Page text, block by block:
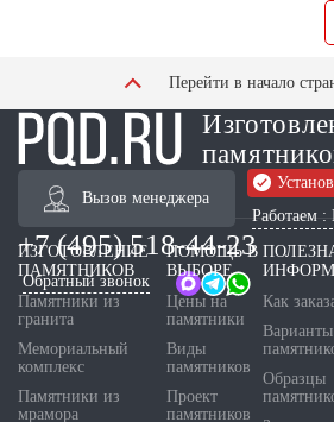
Перейти в начало
Вызов менеджера
Работаем :
+7 (495) 518-44-23
Обратный звонок
ИЗГОТОВЛЕНИЕ
ПАМЯТНИКОВ
Памятники из
гранита
Мемориальный
комплекс
Памятники из
мрамора
ПОМОЩЬ В
ВЫБОРЕ
Цены на
памятники
Виды
памятников
Проект
памятников
Как
Варианты
Образцы